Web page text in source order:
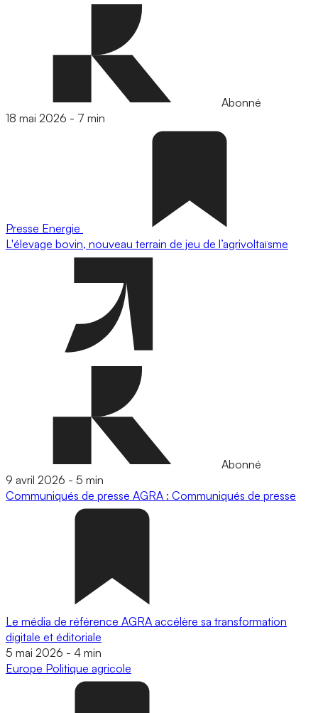
Abonné
18 mai 2026 - 7 min
Presse Energie
L'élevage bovin, nouveau terrain de jeu de l’agrivoltaïsme
Abonné
9 avril 2026 - 5 min
Communiqués de presse AGRA : Communiqués de presse
Le média de référence AGRA accélère sa transformation
digitale et éditoriale
5 mai 2026 - 4 min
Europe Politique agricole